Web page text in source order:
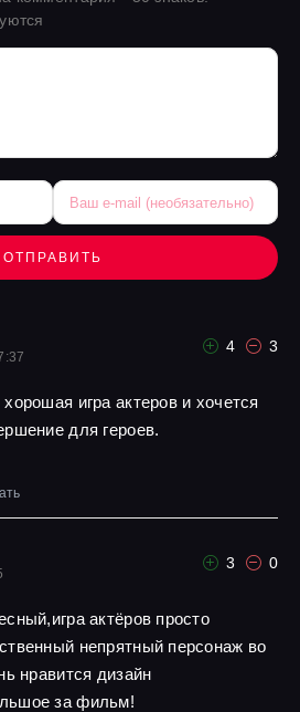
ОТПРАВИТЬ
4 3
игра актеров и хочется
для героев.
3 0
актёров просто
непрятный персонаж во
нравится дизайн
за фильм!